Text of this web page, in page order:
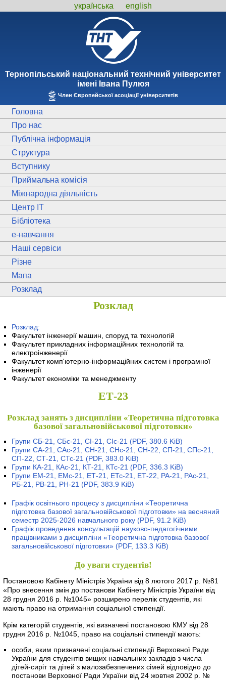
українська english
Тернопiльський національний технiчний унiверситет
iменi Iвана Пулюя
Член Європейської асоціації університетів
Головна
Про нас
Публічна інформація
Структура
Вступнику
Приймальна комісія
Міжнародна діяльність
Центр ІТ
Бібліотека
e-навчання
Наші сервіси
Різне
Мапа
Розклад
Розклад
Розклад:
Факультет інженерії машин, споруд та технологій
Факультет прикладних інформаційних технологій та
електроінженерії
Факультет комп'ютерно-інформаційних систем і програмної
інженерії
Факультет економіки та менеджменту
ЕТ-23
Розклад занять з дисципліни «Теоретична підготовка
базової загальновійськової підготовки»
Групи СБ-21, СБс-21, СІ-21, СІс-21 (PDF, 380.6 KiB)
Групи СА-21, САс-21, СН-21, СНс-21, СН-22, СП-21, СПс-21,
СП-22, СТ-21, СТс-21 (PDF, 383.0 KiB)
Групи КА-21, КАс-21, КТ-21, КТс-21 (PDF, 336.3 KiB)
Групи ЕМ-21, ЕМс-21, ЕТ-21, ЕТс-21, ЕТ-22, РА-21, РАс-21,
РБ-21, РВ-21, РН-21 (PDF, 383.9 KiB)
Графік освітнього процесу з дисципліни «Теоретична
підготовка базової загальновійськової підготовки» на весняний
семестр 2025-2026 навчального року (PDF, 91.2 KiB)
Графік проведення консультацій науково-педагогічними
працівниками з дисципліни «Теоретична підготовка базової
загальновійськової підготовки» (PDF, 133.3 KiB)
До уваги студентів!
Постановою Кабінету Міністрів України від 8 лютого 2017 р. №81
«Про внесення змін до постанови Кабінету Міністрів України від
28 грудня 2016 р. №1045» розширено перелік студентів, які
мають право на отримання соціальної стипендії.
Крім категорій студентів, які визначені постановою КМУ від 28
грудня 2016 р. №1045, право на соціальні стипендії мають:
особи, яким призначені соціальні стипендії Верховної Ради
України для студентів вищих навчальних закладів з числа
дітей-сиріт та дітей з малозабезпечених сімей відповідно до
постанови Верховної Ради України від 24 жовтня 2002 р. №